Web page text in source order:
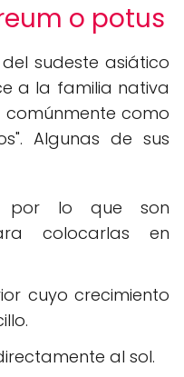
o potus
sudeste asiático
a la familia nativa
comúnmente como
Algunas de sus
por lo que son
colocarlas en
cuyo crecimiento
al sol.